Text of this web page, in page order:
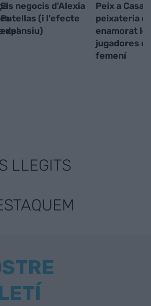
del
Els negocis d'Alexia
Putellas (i l'efecte
expansiu)
Peix a Casa,
peixateria
enamorat
jugadores
femení
LLEGITS